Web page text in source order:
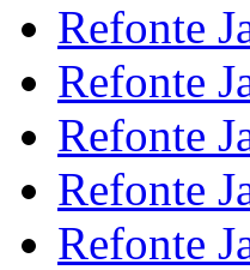
Refonte
Refonte
Refonte
Refonte
Refonte